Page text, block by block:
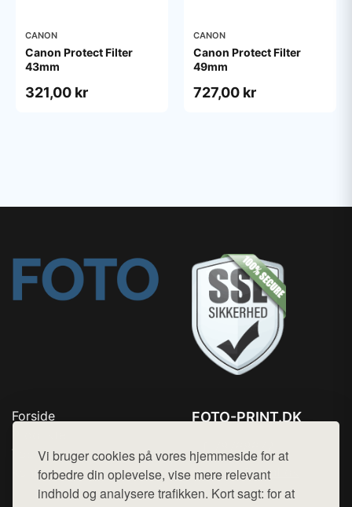
Vi bruger cookies på vores hjemmeside for at
forbedre din oplevelse, vise mere relevant
indhold og analysere trafikken. Kort sagt: for at
CANON
Canon Protect Filter
43mm
321,00 kr
CANON
Canon Protect Filter
49mm
727,00 kr
Forside
Top Rabatter
Kontakt
FOTO-PRINT.DK
Mail: hej@want.dk
Cookie- og privatlivspolitik